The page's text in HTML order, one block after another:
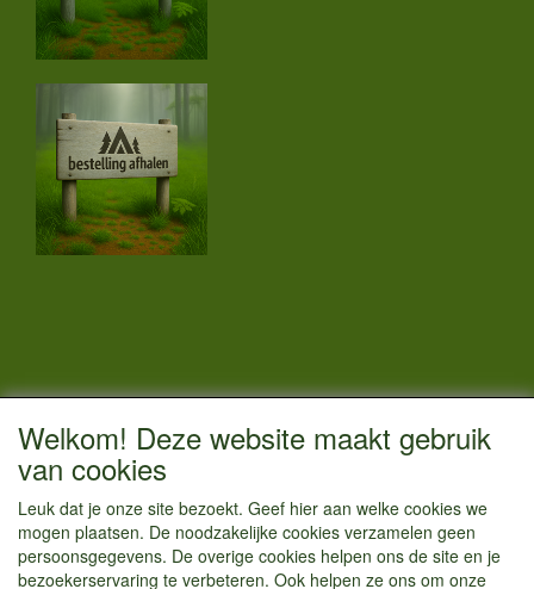
CONTACTGEGEVENS
Vestigingsadres:
Hoofdweg 36
1433 JW Kudelstaart
Welkom! Deze website maakt gebruik
van cookies
Leuk dat je onze site bezoekt. Geef hier aan welke cookies we
mogen plaatsen. De noodzakelijke cookies verzamelen geen
persoonsgegevens. De overige cookies helpen ons de site en je
bezoekerservaring te verbeteren. Ook helpen ze ons om onze